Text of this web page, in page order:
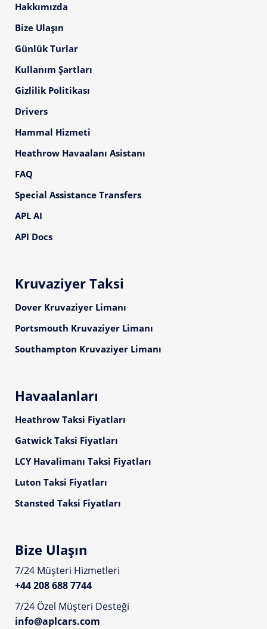
Hakkımızda
Bize Ulaşın
Günlük Turlar
Kullanım Şartları
Gizlilik Politikası
Drivers
Hammal Hizmeti
Heathrow Havaalanı Asistanı
FAQ
Special Assistance Transfers
APL AI
API Docs
Kruvaziyer Taksi
Dover Kruvaziyer Limanı
Portsmouth Kruvaziyer Limanı
Southampton Kruvaziyer Limanı
Havaalanları
Heathrow Taksi Fiyatları
Gatwick Taksi Fiyatları
LCY Havalimanı Taksi Fiyatları
Luton Taksi Fiyatları
Stansted Taksi Fiyatları
Bize Ulaşın
7/24 Müşteri Hizmetleri
+44 208 688 7744
7/24 Özel Müşteri Desteği
info@aplcars.com